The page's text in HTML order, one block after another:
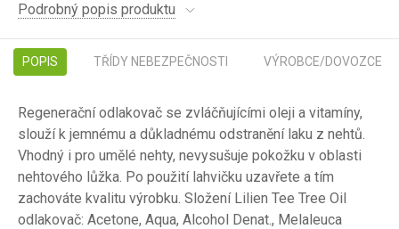
Podrobný popis produktu
POPIS TŘÍDY NEBEZPEČNOSTI VÝROBCE/DOVOZCE
Regenerační odlakovač se zvláčňujícími oleji a vitamíny,
slouží k jemnému a důkladnému odstranění laku z nehtů.
Vhodný i pro umělé nehty, nevysušuje pokožku v oblasti
nehtového lůžka. Po použití lahvičku uzavřete a tím
zachováte kvalitu výrobku. Složení Lilien Tee Tree Oil
odlakovač: Acetone, Aqua, Alcohol Denat., Melaleuca